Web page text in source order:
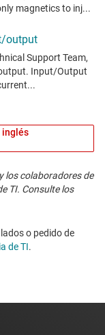
inglés
los colaboradores de
TI. Consulte los
o pedido de
de TI. ​​​​​​​​​​​​​​